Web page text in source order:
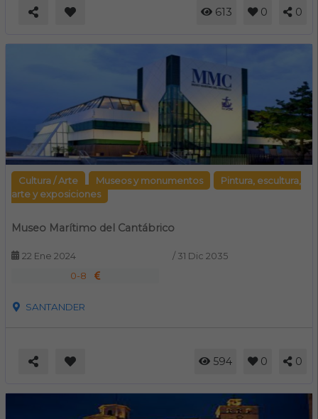
613 0 0
Cultura / Arte Museos y monumentos
Pintura, escultura,
arte y exposiciones
Museo Marítimo del Cantábrico
22 Ene 2024 / 31 Dic 2035
0-8
SANTANDER
594 0 0